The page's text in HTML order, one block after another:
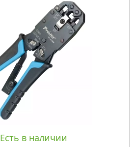
Есть в наличии